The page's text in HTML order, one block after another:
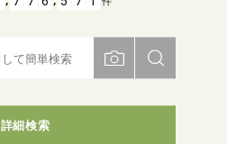
詳細検索